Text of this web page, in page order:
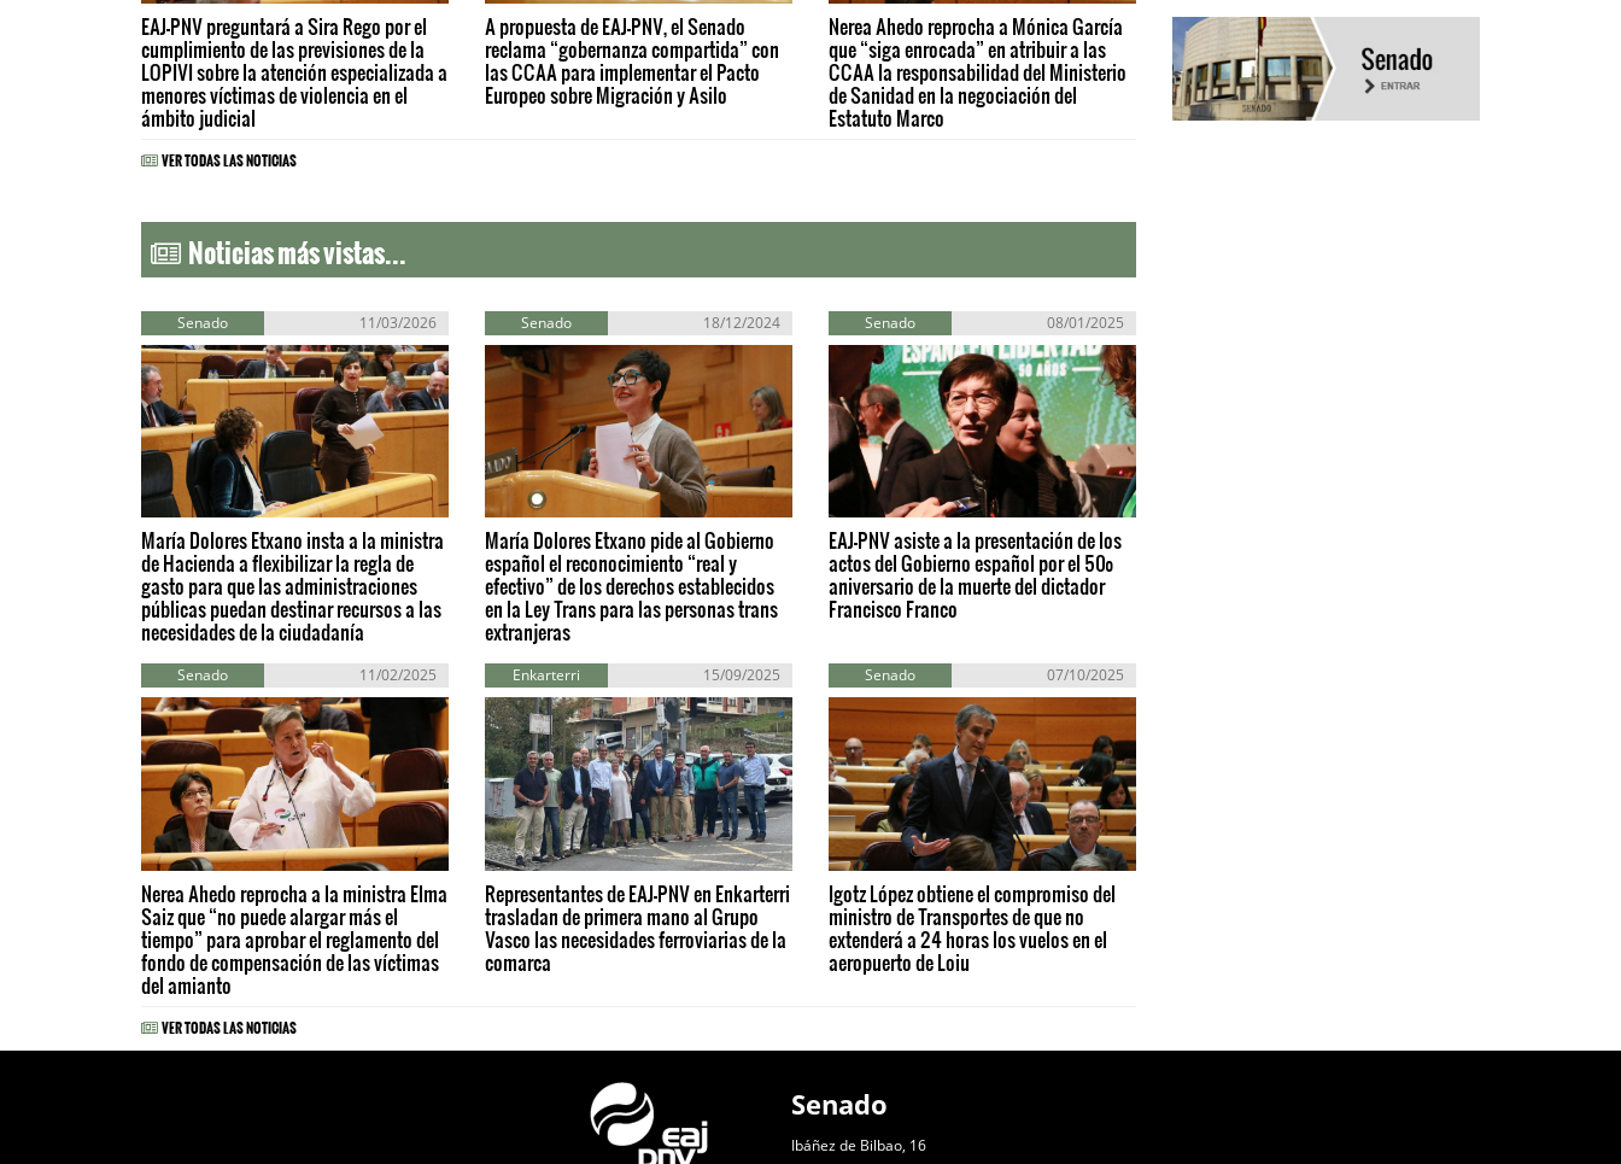
EAJ-PNV preguntará a Sira Rego por el
cumplimiento de las previsiones de la
LOPIVI sobre la atención especializada a
menores víctimas de violencia en el
ámbito judicial
A propuesta de EAJ-PNV, el Senado
reclama “gobernanza compartida” con
las CCAA para implementar el Pacto
Europeo sobre Migración y Asilo
Nerea Ahedo reprocha a Mónica García
que “siga enrocada” en atribuir a las
CCAA la responsabilidad del Ministerio
de Sanidad en la negociación del
Estatuto Marco
VER TODAS LAS NOTICIAS
Noticias más vistas...
Senado 11/03/2026
María Dolores Etxano insta a la ministra
de Hacienda a flexibilizar la regla de
gasto para que las administraciones
públicas puedan destinar recursos a las
necesidades de la ciudadanía
Senado 18/12/2024
María Dolores Etxano pide al Gobierno
español el reconocimiento “real y
efectivo” de los derechos establecidos
en la Ley Trans para las personas trans
extranjeras
Senado 08/01/2025
EAJ-PNV asiste a la presentación de los
actos del Gobierno español por el 50º
aniversario de la muerte del dictador
Francisco Franco
Senado 11/02/2025
Nerea Ahedo reprocha a la ministra Elma
Saiz que “no puede alargar más el
tiempo” para aprobar el reglamento del
fondo de compensación de las víctimas
del amianto
Enkarterri 15/09/2025
Representantes de EAJ-PNV en Enkarterri
trasladan de primera mano al Grupo
Vasco las necesidades ferroviarias de la
comarca
Senado 07/10/2025
Igotz López obtiene el compromiso del
ministro de Transportes de que no
extenderá a 24 horas los vuelos en el
aeropuerto de Loiu
VER TODAS LAS NOTICIAS
Senado
Ibáñez de Bilbao, 16